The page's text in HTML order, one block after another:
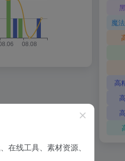
魔
高
在线工具、素材资源、